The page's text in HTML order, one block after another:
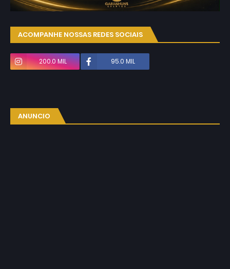
ACOMPANHE NOSSAS REDES SOCIAIS
200.0 MIL 95.0 MIL
ANUNCIO